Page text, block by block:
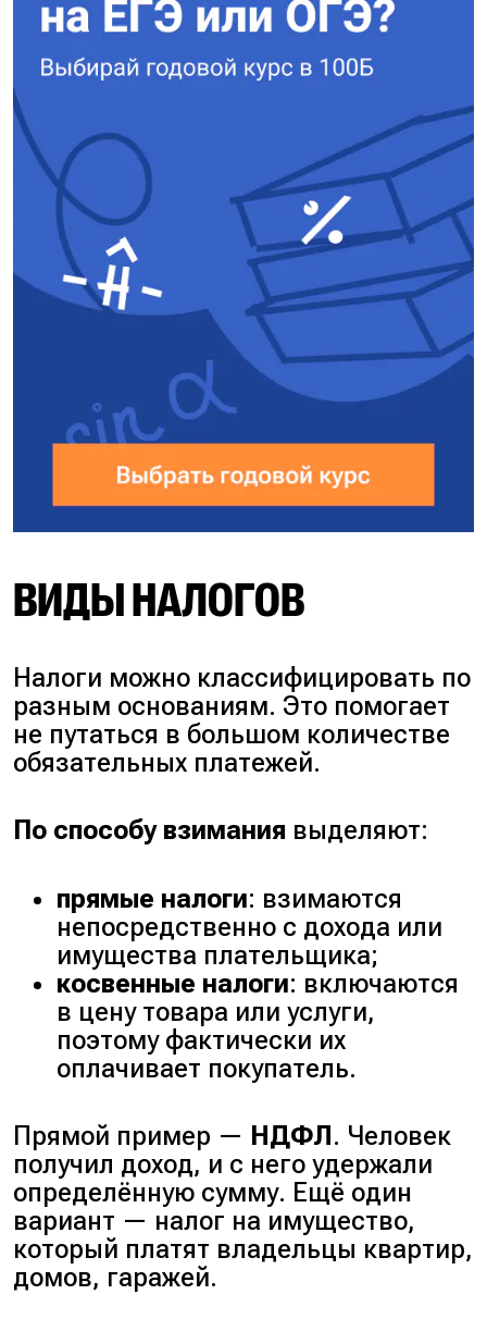
ВИДЫ НАЛОГОВ
Налоги можно классифицировать по
разным основаниям. Это помогает
не путаться в большом количестве
обязательных платежей.
По способу взимания выделяют:
прямые налоги: взимаются
непосредственно с дохода или
имущества плательщика;
косвенные налоги: включаются
в цену товара или услуги,
поэтому фактически их
оплачивает покупатель.
Прямой пример — НДФЛ . Человек
получил доход, и с него удержали
определённую сумму. Ещё один
вариант — налог на имущество,
который платят владельцы квартир,
домов, гаражей.